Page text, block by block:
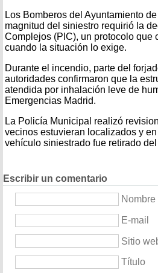
Los Bomberos del Ayuntamiento
magnitud del siniestro requirió la
Complejos (PIC), un protocolo que
cuando la situación lo exige.
Durante el incendio, parte del
autoridades confirmaron que la
atendida por inhalación leve de
Emergencias Madrid.
La Policía Municipal realizó
vecinos estuvieran localizados y
vehículo siniestrado fue retirado
Escribir un comentario
E-mail
Sitio
Título